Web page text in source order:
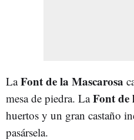
LaFont de la Mascarosa
mesa de piedra. LaFont de
huertos y un gran castaño
pasársela.